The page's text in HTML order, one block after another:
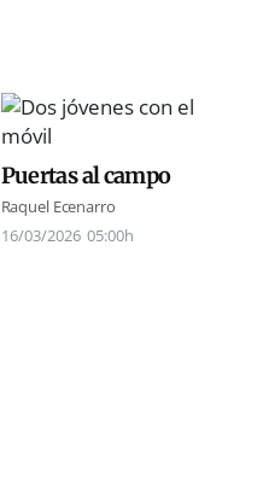
Puertas al campo
Raquel Ecenarro
16/03/2026 05:00h